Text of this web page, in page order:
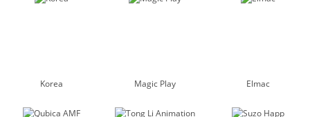
Korea Magic Play Elmac